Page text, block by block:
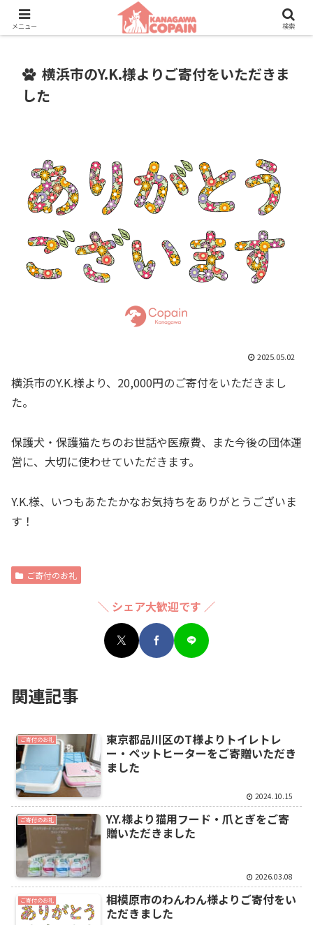
保護動物たちに、新しい家族との素敵な出会いを。
横浜市のY.K.様よりご寄付をいただきま
した
2025.05.02
横浜市のY.K.様より、20,000円のご寄付をいただきまし
た。
保護犬・保護猫たちのお世話や医療費、また今後の団体運
営に、大切に使わせていただきます。
Y.K.様、いつもあたたかなお気持ちをありがとうございま
す！
ご寄付のお礼
＼ シェア大歓迎です ／
関連記事
ご寄付のお礼
東京都品川区のT様よりトイレトレ
ー・ペットヒーターをご寄贈いただき
ました
2024.10.15
ご寄付のお礼
Y.Y.様より猫用フード・爪とぎをご寄
贈いただきました
2026.03.08
ご寄付のお礼
相模原市のわんわん様よりご寄付をい
ただきました
メニュー 検索